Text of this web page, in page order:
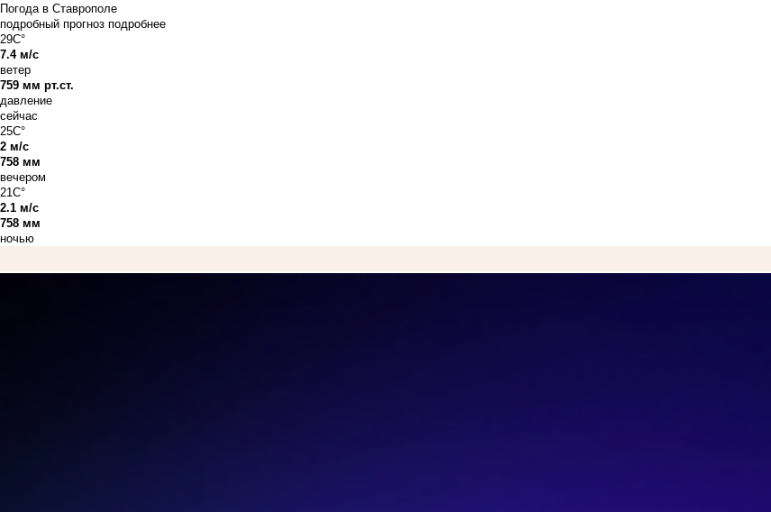
Погода в Ставрополе
подробный прогноз подробнее
29C°
7.4 м/с
ветер
759 мм рт.ст.
давление
сейчас
25C°
2 м/с
758 мм
вечером
21C°
2.1 м/с
758 мм
ночью